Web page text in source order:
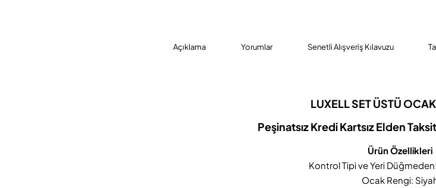
Açıklama Yorumlar Senetli Alışveriş Kılavuzu
LUXELL SET ÜSTÜ
Peşinatsız Kredi Kartsız Elden
Ürün Özellikleri
Kontrol Tipi ve Yeri
Ocak Rengi: